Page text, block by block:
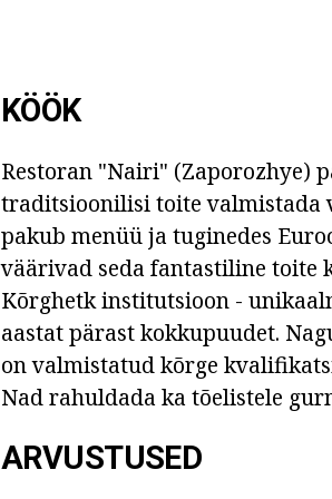
KÖÖK
Restoran "Nairi" (Zaporozhye)
traditsioonilisi toite valmistada
pakub menüü ja tuginedes
väärivad seda fantastiline toite
Kõrghetk institutsioon -
aastat pärast kokkupuudet.
on valmistatud kõrge
Nad rahuldada ka tõelistele
ARVUSTUSED